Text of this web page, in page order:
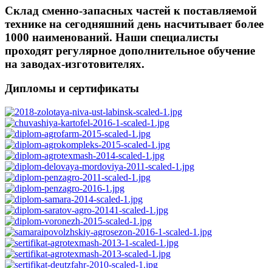
Склад сменно-запасных частей к поставляемой
технике на сегодняшний день насчитывает более
1000 наименований. Наши специалисты
проходят регулярное дополнительное обучение
на заводах-изготовителях.
Дипломы и сертификаты